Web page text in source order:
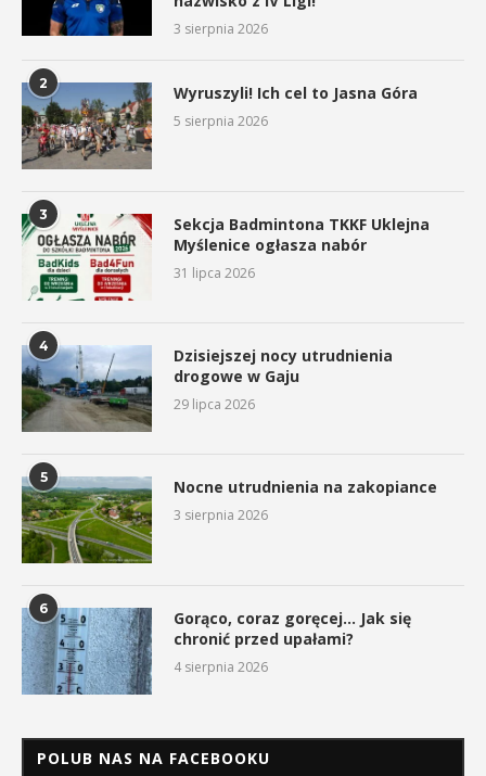
3 sierpnia 2026
2 Wyruszyli! Ich cel to Jasna Góra
5 sierpnia 2026
3
Sekcja Badmintona TKKF Uklejna
Myślenice ogłasza nabór
31 lipca 2026
4
Dzisiejszej nocy utrudnienia
drogowe w Gaju
29 lipca 2026
5 Nocne utrudnienia na zakopiance
3 sierpnia 2026
6
Gorąco, coraz goręcej… Jak się
chronić przed upałami?
4 sierpnia 2026
POLUB NAS NA FACEBOOKU